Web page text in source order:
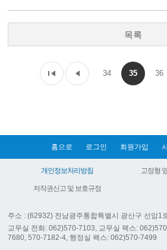
목록
34 35 36
홈으로 로그인 회원가입
개인정보처리방침 고정형
저작권신고 및 보호규정
주소 : (62932) 전남광주통합특별시 광산구 선암1
교무실 전화: 062)570-7103, 교무실 팩스:
7680, 570-7182-4, 행정실 팩스: 062)570-7499